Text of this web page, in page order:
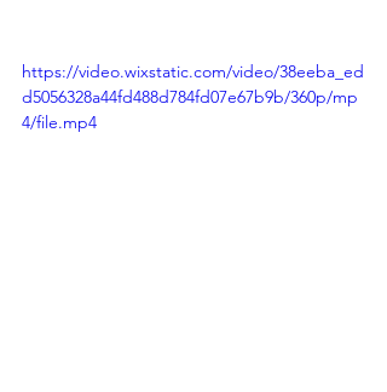
https://video.wixstatic.com/video/38eeba_ed
d5056328a44fd488d784fd07e67b9b/360p/mp
4/file.mp4